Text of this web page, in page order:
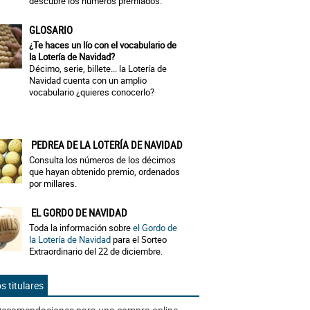
GLOSARIO
¿Te haces un lío con el vocabulario de
la Lotería de Navidad?
Décimo, serie, billete... la Lotería de
Navidad cuenta con un amplio
vocabulario ¿quieres conocerlo?
PEDREA DE LA LOTERÍA DE NAVIDAD
Consulta los números de los décimos
que hayan obtenido premio, ordenados
por millares.
EL GORDO DE NAVIDAD
Toda la información sobreel Gordo de
la Lotería de Navidadpara el Sorteo
Extraordinario del 22 de diciembre.
titulares